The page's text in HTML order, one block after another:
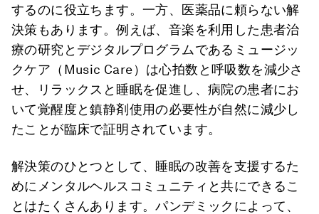
するのに役立ちます。一方、医薬品に頼らない解
決策もあります。例えば、音楽を利用した患者治
療の研究とデジタルプログラムであるミュージッ
クケア（Music Care）は心拍数と呼吸数を減少さ
せ、リラックスと睡眠を促進し、病院の患者にお
いて覚醒度と鎮静剤使用の必要性が自然に減少し
たことが臨床で証明されています。
解決策のひとつとして、睡眠の改善を支援するた
めにメンタルヘルスコミュニティと共にできるこ
とはたくさんあります。パンデミックによって、